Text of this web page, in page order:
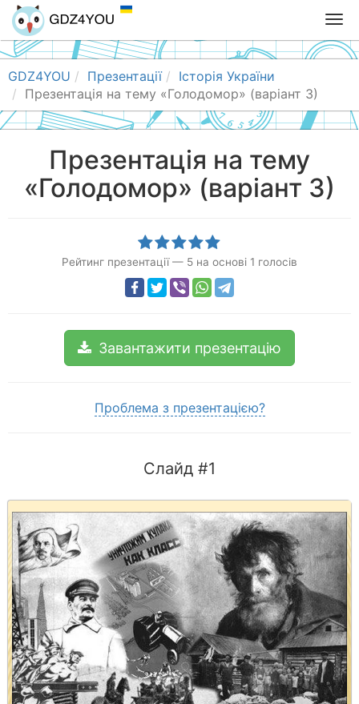
T
o
g
e
n
GDZ4YOU Презентації
Історія України
Презентація на тему «Голодомор» (варіант 3)
Презентація на тему
«Голодомор» (варіант 3)
Рейтинг презентації — 5 на основі 1 голосів
Завантажити презентацію
Проблема з презентацією?
Слайд #1